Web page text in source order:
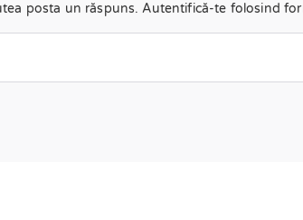
posta un răspuns. Autentifică-te folosind